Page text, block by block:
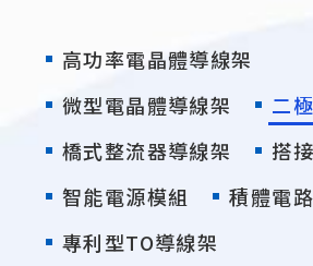
高功率電晶體導線架
微型電晶體導線架
二
橋式整流器導線架
搭
智能電源模組
積體電
專利型TO導線架